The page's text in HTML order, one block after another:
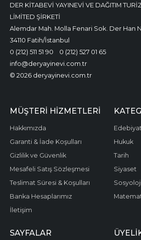
DER KİTABEVİ YAYINEVİ VE DAĞITIM
LİMİTED ŞİRKETİ
Alemdar Mah. Molla Fenari Sok. Der Han
34110 Fatih/İstanbul
0 (212) 511 51 90
0 (212) 527 01 65
info@deryayinevi.com.tr
© 2026 deryayinevi.com.tr
MÜŞTERI HIZMETLERI
Hakkımızda
Garanti & İade Koşulları
Gizlilik ve Güvenlik
Mesafeli Satış Sözleşmesi
Teslimat Süresi & Koşulları
Banka Hesaplarımız
İletişim
Edebiyat
Hukuk
Tarih
Siyaset
SAYFALAR